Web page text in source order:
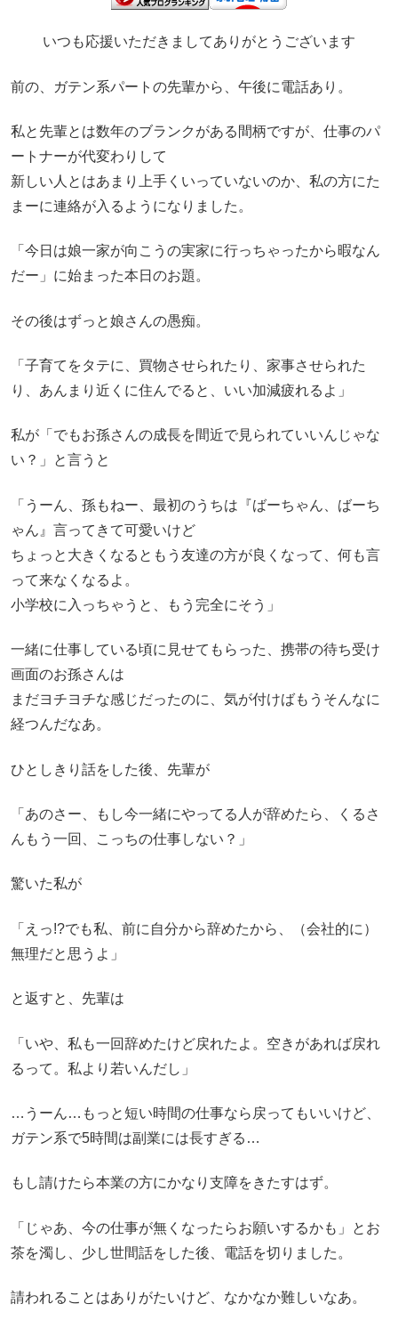
いつも応援いただきましてありがとうございます
前の、ガテン系パートの先輩から、午後に電話あり。
私と先輩とは数年のブランクがある間柄ですが、仕事のパ
ートナーが代変わりして
新しい人とはあまり上手くいっていないのか、私の方にた
まーに連絡が入るようになりました。
「今日は娘一家が向こうの実家に行っちゃったから暇なん
だー」に始まった本日のお題。
その後はずっと娘さんの愚痴。
「子育てをタテに、買物させられたり、家事させられた
り、あんまり近くに住んでると、いい加減疲れるよ」
私が「でもお孫さんの成長を間近で見られていいんじゃな
い？」と言うと
「うーん、孫もねー、最初のうちは『ばーちゃん、ばーち
ゃん』言ってきて可愛いけど
ちょっと大きくなるともう友達の方が良くなって、何も言
って来なくなるよ。
小学校に入っちゃうと、もう完全にそう」
一緒に仕事している頃に見せてもらった、携帯の待ち受け
画面のお孫さんは
まだヨチヨチな感じだったのに、気が付けばもうそんなに
経つんだなあ。
ひとしきり話をした後、先輩が
「あのさー、もし今一緒にやってる人が辞めたら、くるさ
んもう一回、こっちの仕事しない？」
驚いた私が
「えっ!?でも私、前に自分から辞めたから、（会社的に）
無理だと思うよ」
と返すと、先輩は
「いや、私も一回辞めたけど戻れたよ。空きがあれば戻れ
るって。私より若いんだし」
…うーん…もっと短い時間の仕事なら戻ってもいいけど、
ガテン系で5時間は副業には長すぎる…
もし請けたら本業の方にかなり支障をきたすはず。
「じゃあ、今の仕事が無くなったらお願いするかも」とお
茶を濁し、少し世間話をした後、電話を切りました。
請われることはありがたいけど、なかなか難しいなあ。